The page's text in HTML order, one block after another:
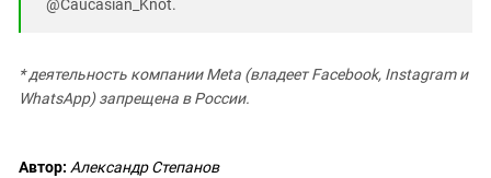
@Caucasian_Knot.
* деятельность компании Meta (владеет Facebook, Instagram и
WhatsApp) запрещена в России.
Автор: Александр Степанов